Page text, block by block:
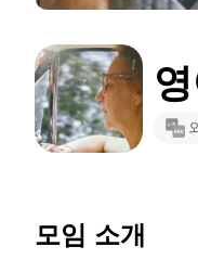
모임 소개